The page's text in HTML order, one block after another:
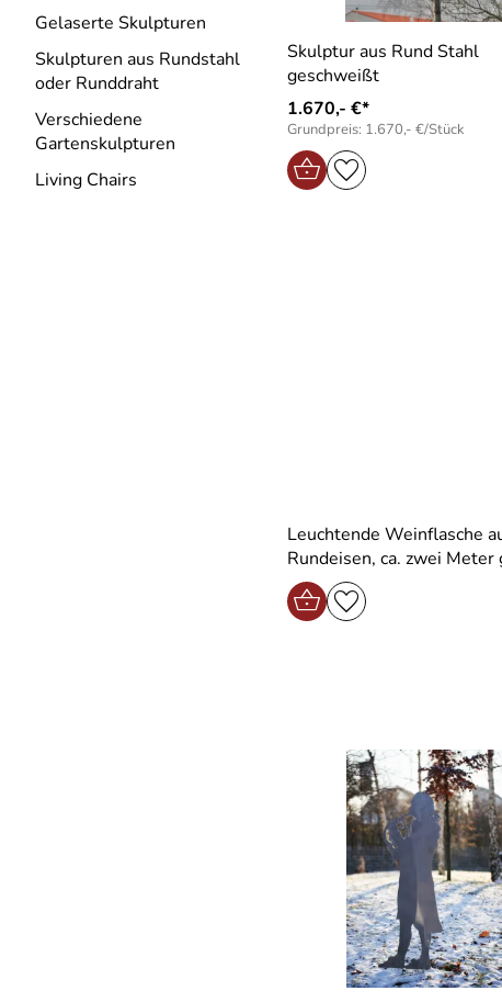
Gelaserte Skulpturen
Skulpturen aus Rundstahl
oder Runddraht
Verschiedene
Gartenskulpturen
Living Chairs
Skulptur aus Rund Stahl
geschweißt
1.670,- €*
Grundpreis: 1.670,- €/Stück
Leuchtende Weinflasche
Rundeisen, ca. zwei Meter